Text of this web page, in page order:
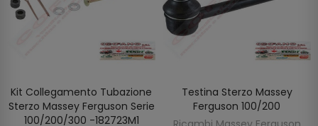
SCOPRIRE
Kit Collegamento Tubazione
Sterzo Massey Ferguson Serie
100/200/300 -182723M1
AGGIUNGI AL CARRELLO
Testina Sterzo Massey
Ferguson 100/200